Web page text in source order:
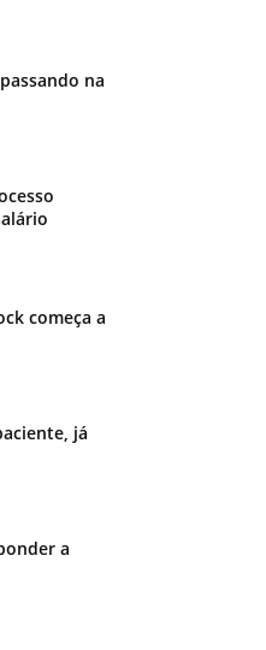
na
começa a
já
a